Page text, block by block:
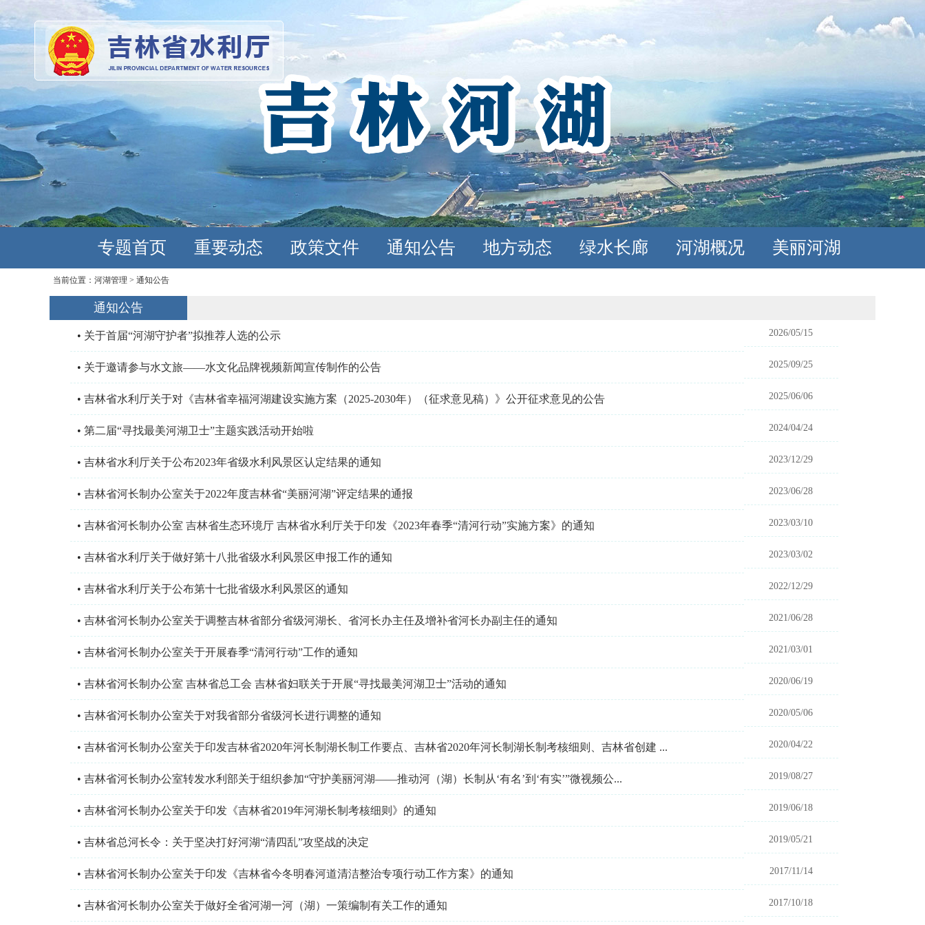
专题首页 重要动态 政策文件 通知公告 地方动态 绿水长廊 河湖概况 美丽河湖
当前位置： 河湖管理 > 通知公告
通知公告
• 关于首届“河湖守护者”拟推荐人选的公示 2026/05/15
• 关于邀请参与水文旅——水文化品牌视频新闻宣传制作的公告 2025/09/25
• 吉林省水利厅关于对《吉林省幸福河湖建设实施方案（2025-2030年）（征求意见稿）》公开征求意见的公告 2025/06/06
• 第二届“寻找最美河湖卫士”主题实践活动开始啦 2024/04/24
• 吉林省水利厅关于公布2023年省级水利风景区认定结果的通知 2023/12/29
• 吉林省河长制办公室关于2022年度吉林省“美丽河湖”评定结果的通报 2023/06/28
• 吉林省河长制办公室 吉林省生态环境厅 吉林省水利厅关于印发《2023年春季“清河行动”实施方案》的通知 2023/03/10
• 吉林省水利厅关于做好第十八批省级水利风景区申报工作的通知 2023/03/02
• 吉林省水利厅关于公布第十七批省级水利风景区的通知 2022/12/29
• 吉林省河长制办公室关于调整吉林省部分省级河湖长、省河长办主任及增补省河长办副主任的通知 2021/06/28
• 吉林省河长制办公室关于开展春季“清河行动”工作的通知 2021/03/01
• 吉林省河长制办公室 吉林省总工会 吉林省妇联关于开展“寻找最美河湖卫士”活动的通知 2020/06/19
• 吉林省河长制办公室关于对我省部分省级河长进行调整的通知 2020/05/06
• 吉林省河长制办公室关于印发吉林省2020年河长制湖长制工作要点、吉林省2020年河长制湖长制考核细则、吉林省创建 ... 2020/04/22
• 吉林省河长制办公室转发水利部关于组织参加“守护美丽河湖——推动河（湖）长制从‘有名’到‘有实’”微视频公... 2019/08/27
• 吉林省河长制办公室关于印发《吉林省2019年河湖长制考核细则》的通知 2019/06/18
• 吉林省总河长令：关于坚决打好河湖“清四乱”攻坚战的决定 2019/05/21
• 吉林省河长制办公室关于印发《吉林省今冬明春河道清洁整治专项行动工作方案》的通知 2017/11/14
• 吉林省河长制办公室关于做好全省河湖一河（湖）一策编制有关工作的通知 2017/10/18